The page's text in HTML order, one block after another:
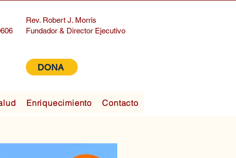
Rev. Robert J. Morris
Fundador & Director Ejecutivo
DONA
Enriquecimiento Contacto